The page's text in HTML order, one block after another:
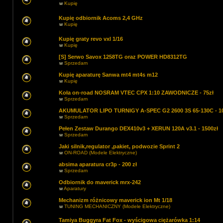
wKupię
Kupię odbiornik Acoms 2,4 GHz
wKupię
Kupię graty revo vxl 1/16
wKupię
[S] Serwo Savox 1258TG oraz POWER HD8312TG
wSprzedam
Kupię aparaturę Sanwa mt4 mt4s m12
wKupię
Koła on-road NOSRAM VTEC CPX 1:10 ZAWODNICZE - 75zł
wSprzedam
AKUMULATOR LIPO TURNIGY A-SPEC G2 2600 3S 65-130C -
wSprzedam
Pełen Zestaw Durango DEX410v3 + XERUN 120A v3.1 - 1500zł
wSprzedam
Jaki silnik,regulator ,pakiet, podwozie Sprint 2
wON-ROAD (Modele Elektryczne)
absima aparatura cr3p - 200 zł
wSprzedam
Odbiornik do maverick mrx-242
wAparatury
Mechanizm różnicowy maverick ion Mt 1/18
wTUNING MECHANICZNY (Modele Elektryczne)
Tamiya Buggyra Fat Fox - wyścigowa ciężarówka 1:14